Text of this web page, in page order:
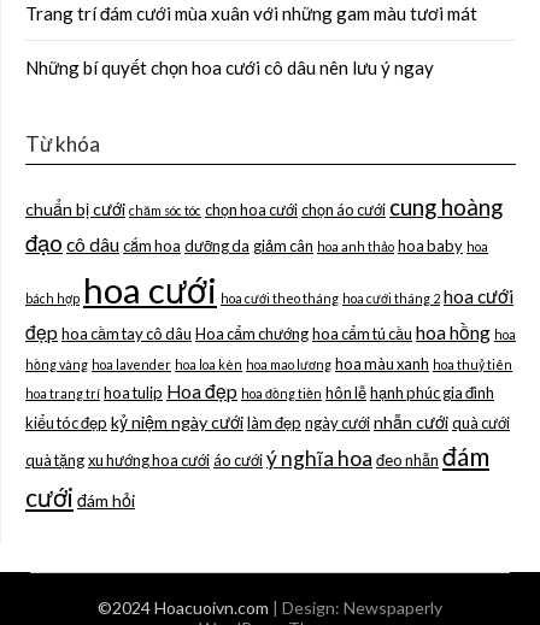
Trang trí đám cưới mùa xuân với những gam màu tươi mát
Những bí quyết chọn hoa cưới cô dâu nên lưu ý ngay
Từ khóa
chuẩn bị cưới chăm sóc tóc chọn hoa cướichọn áo cưới cung hoàng
đạo cô dâucắm hoa dưỡng da giảm cân hoa anh thảo hoa baby hoa
bách hợp hoa cưới hoa cưới theo tháng hoa cưới tháng 2 hoa cưới
đẹp hoa cầm tay cô dâu Hoa cẩm chướnghoa cẩm tú cầu hoa hồng hoa
hồng vàng hoa lavender hoa loa kèn hoa mao lương hoa màu xanh hoa thuỷ tiên
hoa trang trí hoa tulip Hoa đẹp hoa đồng tiền hôn lễhạnh phúc gia đình
kiểu tóc đẹp kỷ niệm ngày cướilàm đẹp ngày cướinhẫn cướiquà cưới
quà tặngxu hướng hoa cướiáo cướiý nghĩa hoa đeo nhẫn đám
cưới đám hỏi
©2024 Hoacuoivn.com | Design: Newspaperly